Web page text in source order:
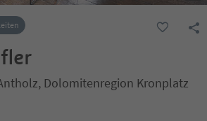
Dolomitenregion Kronplatz